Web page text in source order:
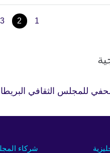
1
2
3
للمجلس الثقافي
شركاء